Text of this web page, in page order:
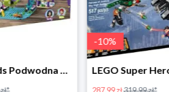
LEGO Friends Podwodna Frajda w super cenie
-10%